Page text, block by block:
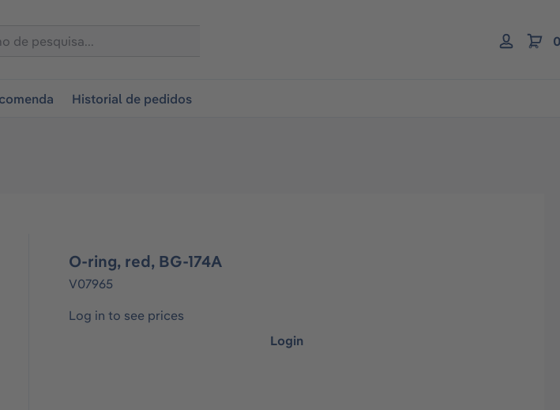
Historial de pedidos
O-ring, red, BG-174A
V07965
Log in to see prices
Login